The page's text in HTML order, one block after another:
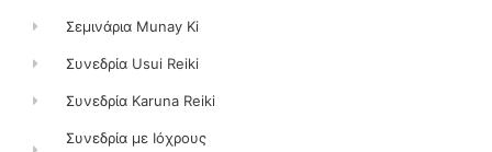
Σεμινάρια Munay Ki
Συνεδρία Usui Reiki
Συνεδρία Karuna Reiki
Συνεδρία με Ιόχρους